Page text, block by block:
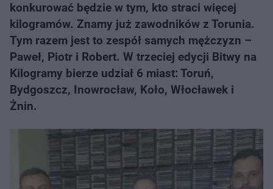
konkurować będzie w tym, kto straci więcej
kilogramów. Znamy już zawodników z Torunia.
Tym razem jest to zespół samych mężczyzn –
Paweł, Piotr i Robert. W trzeciej edycji Bitwy na
Kilogramy bierze udział 6 miast: Toruń,
Bydgoszcz, Inowrocław, Koło, Włocławek i
Żnin.